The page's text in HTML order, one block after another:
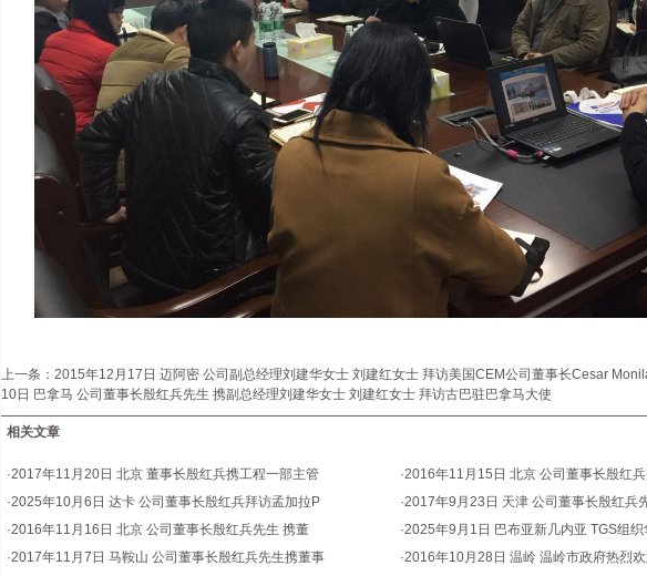
上一条： 2015年12月17日 迈阿密 公司副总经理刘建华女士 刘建红女士 拜访美国CEM公司董事长Cesar
10日 巴拿马 公司董事长殷红兵先生 携副总经理刘建华女士 刘建红女士 拜访古巴驻巴拿马大使
相关文章
·2017年11月20日 北京 董事长殷红兵携工程一部主管
·2025年10月6日 达卡 公司董事长殷红兵拜访孟加拉P
·2016年11月16日 北京 公司董事长殷红兵先生 携董
·2017年11月7日 马鞍山 公司董事长殷红兵先生携董事
·2016年11月15日 北京 公司董事长殷红
·2017年9月23日 天津 公司董事长殷红兵
·2025年9月1日 巴布亚新几内亚 TGS组织
·2016年10月28日 温岭 温岭市政府热烈